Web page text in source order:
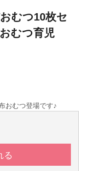
むつ10枚セ
むつ育児
おむつ登場です♪